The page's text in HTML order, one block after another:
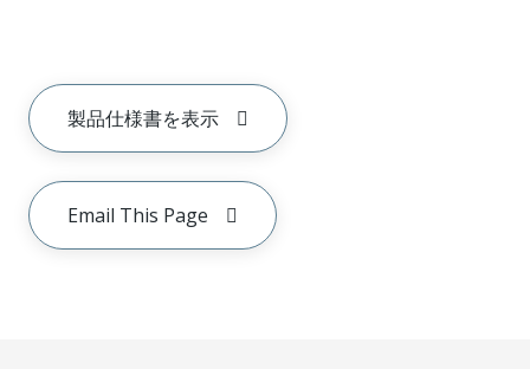
製品仕様書を表示
Email This Page